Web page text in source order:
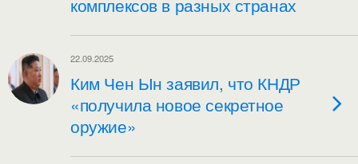
комплексов в разных странах
22.09.2025
Ким Чен Ын заявил, что КНДР
«получила новое секретное
оружие»